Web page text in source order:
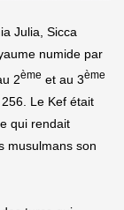
Julia, Sicca
numide par
2ème et au 3ème
Le Kef était
qui rendait
musulmans son